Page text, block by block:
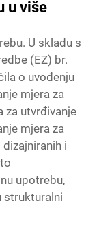
u više
U skladu s
(EZ) br.
o uvođenju
mjera za
za utvrđivanje
mjera za
i
upotrebu,
strukturalni